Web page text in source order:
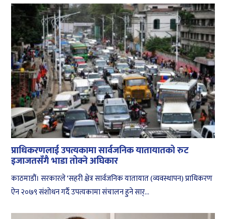
प्राधिकरणलाई उपत्यकामा सार्वजनिक यातायातको रुट
इजाजतसँगै भाडा तोक्ने अघिकार
काठमाडौं। सरकारले ‘सहरी क्षेत्र सार्वजनिक यातायात (व्यवस्थापन) प्राधिकरण
ऐन २०७९ संशोधन गर्दै उपत्यकामा संचालन हुने सार्...